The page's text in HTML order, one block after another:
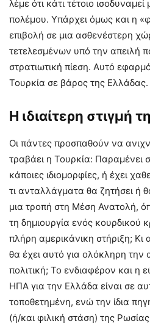
λέμε ότι κάτι τέτοιο
πολέμου. Υπάρχει όμως και η
επιβολή σε μια ασθενέστερη
τετελεσμένων υπό την απειλή
στρατιωτική πίεση. Αυτό
Τουρκία σε βάρος της Ελλάδας.
Η ιδιαίτερη στιγμή
Οι πάντες προσπαθούν να
τραβάει η Τουρκία: Παραμένει
κάποιες ιδιομορφίες, ή έχει
τι ανταλλάγματα θα ζητήσει ή
μια τροπή στη Μέση Ανατολή,
τη δημιουργία ενός κουρδικού
πλήρη αμερικάνικη στήριξη; Κι
θα έχει αυτό για ολόκληρη την
πολιτική; Το ενδιαφέρον και η
ΗΠΑ για την Ελλάδα είναι σε
τοποθετημένη, ενώ την ίδια
(ή/και φιλική στάση) της